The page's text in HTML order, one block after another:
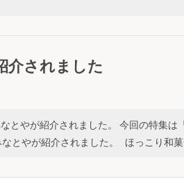
介されました
とやが紹介されました。 今回の特集は
とやが紹介されました。 ほっこり和